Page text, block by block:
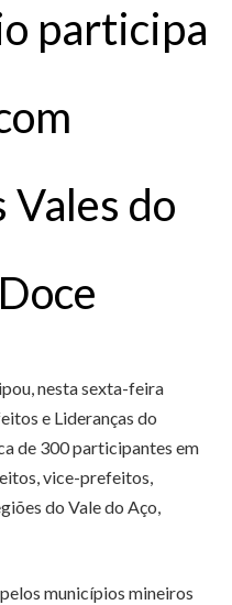
participa
do
nesta sexta-feira
e Lideranças do
de 300 participantes em
vice-prefeitos,
do Vale do Aço,
municípios mineiros